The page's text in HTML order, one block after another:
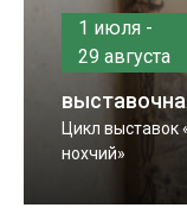
1 июля -
29 августа
Цикл выставок
нохчий»